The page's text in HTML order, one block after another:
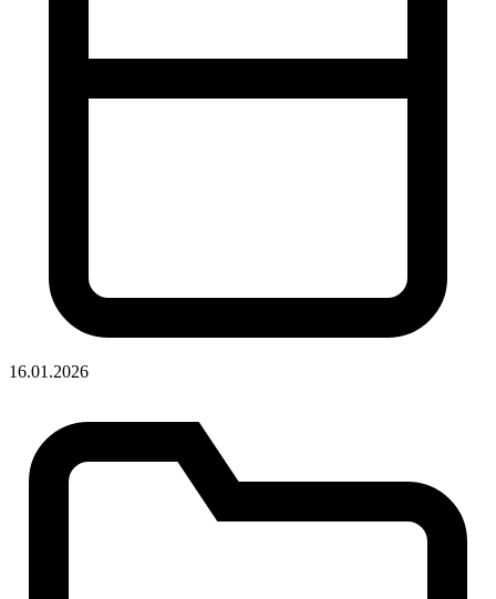
16.01.2026